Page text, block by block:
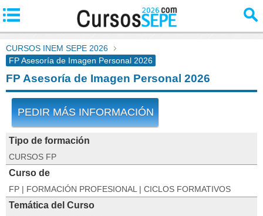
CURSOS INEM SEPE 2026
FP Asesoría de Imagen Personal 2026
FP Asesoría de Imagen Personal 2026
PEDIR MÁS INFORMACIÓN
Tipo de formación
CURSOS FP
Curso de
FP | FORMACIÓN PROFESIONAL | CICLOS FORMATIVOS
Temática del Curso